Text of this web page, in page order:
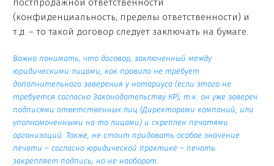
постпродажной ответственности
(конфиденциальность, пределы ответственности) и
т.д. – то такой договор следует заключать на бумаге.
Важно понимать, что договор, заключенный между
юридическими лицами, как правило не требует
дополнительного заверения у нотариуса (если этого не
требуется согласно Законодательству КР), т.к. он уже заверен
подписями ответственных лиц (Директорами компаний, или
уполномоченными на то лицами) и скреплен печатями
организаций. Также, не стоит придавать особое значение
печати – согласно юридической практике – печать
закрепляет подпись, но не наоборот.